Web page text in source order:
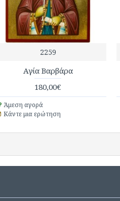
2259
Αγία Βαρβάρα
180,00€
Άμεση αγορά
Κάντε μια ερώτηση